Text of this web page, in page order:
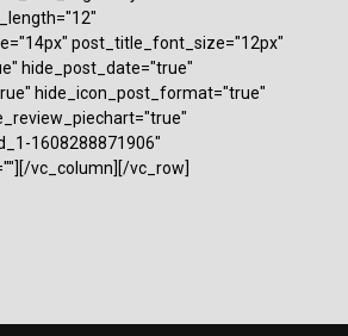
post_title_font_size="12px"
hide_post_date="true"
hide_icon_post_format="true"
1608288871906"
vc_column][/vc_row]